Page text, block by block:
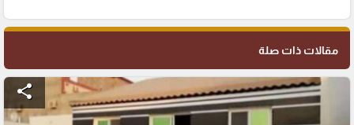
مقالات ذات صلة
share